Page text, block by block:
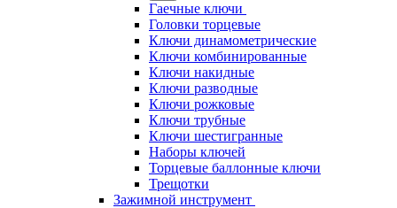
Гаечные ключи
Головки торцевые
Ключи динамометрические
Ключи комбинированные
Ключи накидные
Ключи разводные
Ключи рожковые
Ключи трубные
Ключи шестигранные
Наборы ключей
Торцевые баллонные ключи
Трещотки
Зажимной инструмент